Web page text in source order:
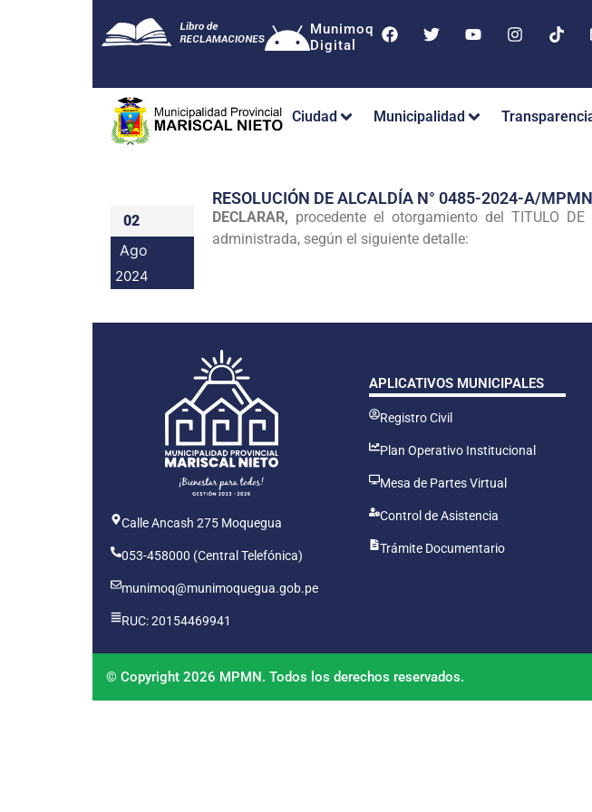
Munimoq
Digital
Ciudad Municipalidad
02
Ago
2024
RESOLUCIÓN DE ALCALDÍA N° 0485-2024-A/MPMN
DECLARAR, procedente el otorgamiento del TITULO
administrada, según el siguiente detalle:
Calle Ancash 275 Moquegua
053-458000 (Central Telefónica)
munimoq@munimoquegua.gob.pe
RUC: 20154469941
APLICATIVOS MUNICIPALES
Registro Civil
Plan Operativo Institucional
Mesa de Partes Virtual
Control de Asistencia
Trámite Documentario
© Copyright 2026 MPMN. Todos los derechos reservados.